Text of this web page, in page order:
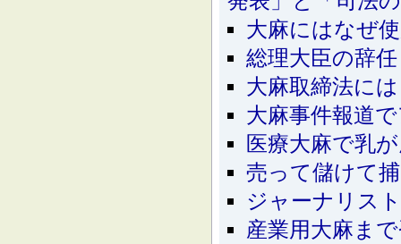
大麻にはなぜ
総理大臣の辞
大麻取締法に
大麻事件報道
医療大麻で乳
売って儲けて
ジャーナリス
産業用大麻ま